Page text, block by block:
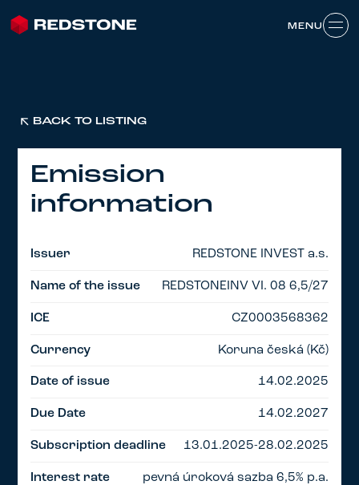
MENU
BACK TO LISTING
Emission
information
Issuer REDSTONE INVEST a.s.
Name of the issue REDSTONEINV VI. 08 6,5/27
ICE CZ0003568362
Currency Koruna česká (Kč)
Date of issue 14.02.2025
Due Date 14.02.2027
Subscription deadline 13.01.2025-28.02.2025
Interest rate pevná úroková sazba 6,5% p.a.